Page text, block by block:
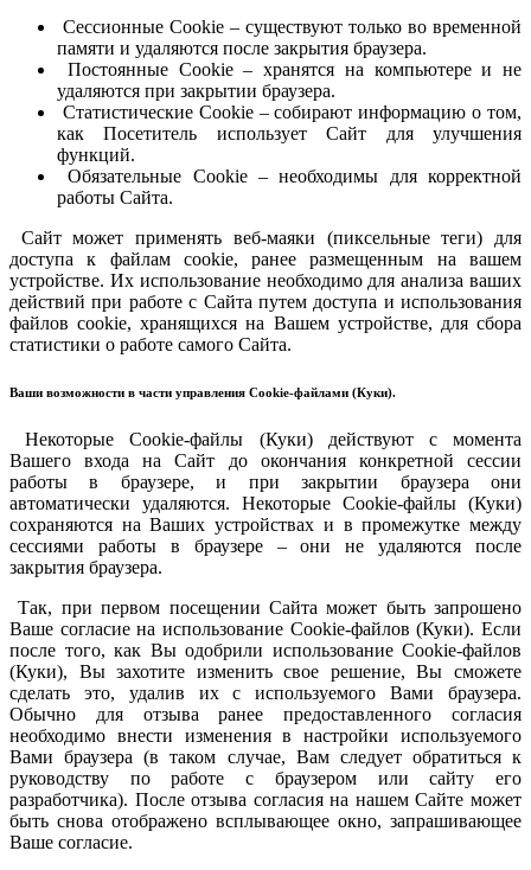
Сессионные Cookie – существуют только во временной
памяти и удаляются после закрытия браузера.
Постоянные Cookie – хранятся на компьютере и не
удаляются при закрытии браузера.
Статистические Cookie – собирают информацию о том,
как Посетитель использует Сайт для улучшения
функций.
Обязательные Cookie – необходимы для корректной
работы Сайта.
Сайт может применять веб-маяки (пиксельные теги) для
доступа к файлам cookie, ранее размещенным на вашем
устройстве. Их использование необходимо для анализа ваших
действий при работе с Сайта путем доступа и использования
файлов cookie, хранящихся на Вашем устройстве, для сбора
статистики о работе самого Сайта.
Ваши возможности в части управления Cookie-файлами (Куки).
Некоторые Cookie-файлы (Куки) действуют с момента
Вашего входа на Сайт до окончания конкретной сессии
работы в браузере, и при закрытии браузера они
автоматически удаляются. Некоторые Cookie-файлы (Куки)
сохраняются на Ваших устройствах и в промежутке между
сессиями работы в браузере – они не удаляются после
закрытия браузера.
Так, при первом посещении Сайта может быть запрошено
Ваше согласие на использование Cookie-файлов (Куки). Если
после того, как Вы одобрили использование Cookie-файлов
(Куки), Вы захотите изменить свое решение, Вы сможете
сделать это, удалив их с используемого Вами браузера.
Обычно для отзыва ранее предоставленного согласия
необходимо внести изменения в настройки используемого
Вами браузера (в таком случае, Вам следует обратиться к
руководству по работе с браузером или сайту его
разработчика). После отзыва согласия на нашем Сайте может
быть снова отображено всплывающее окно, запрашивающее
Ваше согласие.